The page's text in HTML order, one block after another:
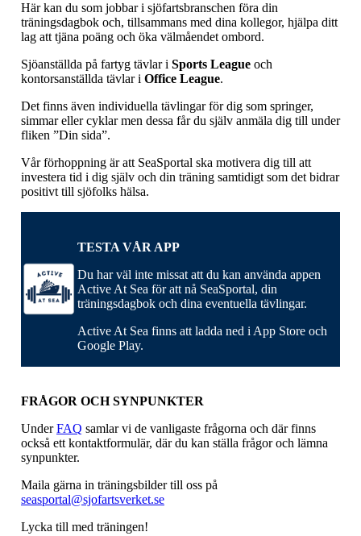
Här kan du som jobbar i sjöfartsbranschen föra din
träningsdagbok och, tillsammans med dina kollegor, hjälpa ditt
lag att tjäna poäng och öka välmåendet ombord.
Sjöanställda på fartyg tävlar i Sports League och
kontorsanställda tävlar i Office League.
Det finns även individuella tävlingar för dig som springer,
simmar eller cyklar men dessa får du själv anmäla dig till under
fliken ”Din sida”.
Vår förhoppning är att SeaSportal ska motivera dig till att
investera tid i dig själv och din träning samtidigt som det bidrar
positivt till sjöfolks hälsa.
TESTA VÅR APP
Du har väl inte missat att du kan använda appen
Active At Sea för att nå SeaSportal, din
träningsdagbok och dina eventuella tävlingar.
Active At Sea finns att ladda ned i App Store och
Google Play.
FRÅGOR OCH SYNPUNKTER
Under FAQ samlar vi de vanligaste frågorna och där finns
också ett kontaktformulär, där du kan ställa frågor och lämna
synpunkter.
Maila gärna in träningsbilder till oss på
seasportal@sjofartsverket.se
Lycka till med träningen!